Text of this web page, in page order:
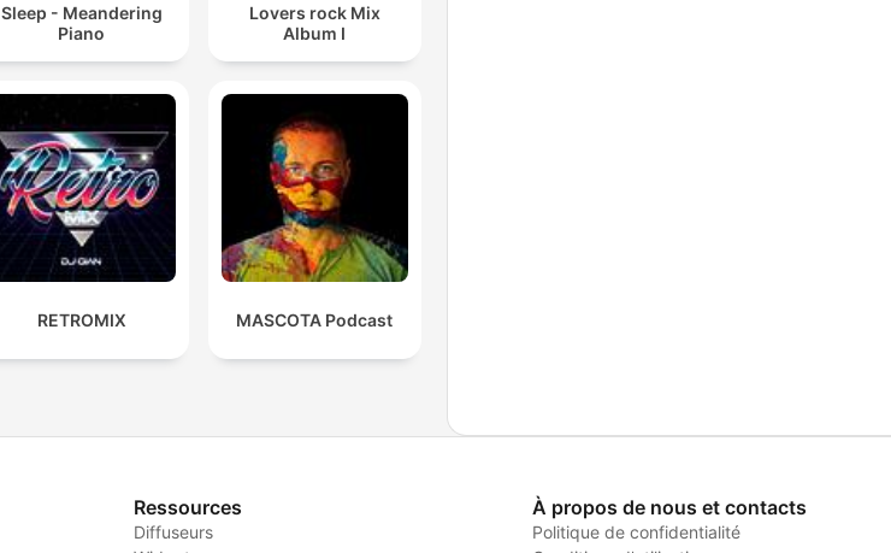
Sleep - Meandering
Piano
Lovers rock Mix
Album I
RETROMIX MASCOTA Podcast
Ressources
Diffuseurs
À propos de nous et contacts
Politique de confidentialité